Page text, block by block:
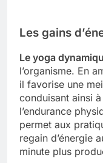
Les gains
Le yoga
l’organisme. En
il favorise une
conduisant ainsi
l’endurance
permet aux
regain d’énergie
minute plus